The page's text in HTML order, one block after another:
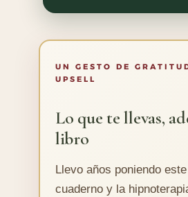
UN GESTO DE
UPSELL
Lo que te llevas,
libro
Llevo años poniendo
cuaderno y la